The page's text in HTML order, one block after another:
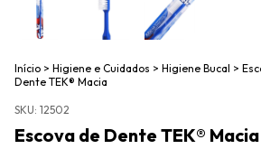
Início > Higiene e Cuidados > Higiene Bucal >
Dente TEK® Macia
SKU: 12502
Escova de Dente TEK® Macia